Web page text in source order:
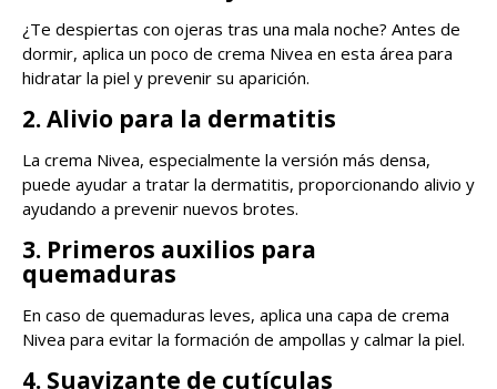
¿Te despiertas con ojeras tras una mala noche? Antes de
dormir, aplica un poco de crema Nivea en esta área para
hidratar la piel y prevenir su aparición.
2. Alivio para la dermatitis
La crema Nivea, especialmente la versión más densa,
puede ayudar a tratar la dermatitis, proporcionando alivio y
ayudando a prevenir nuevos brotes.
3. Primeros auxilios para
quemaduras
En caso de quemaduras leves, aplica una capa de crema
Nivea para evitar la formación de ampollas y calmar la piel.
4. Suavizante de cutículas